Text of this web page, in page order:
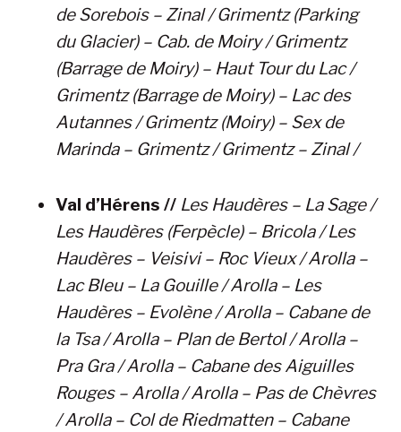
de Sorebois – Zinal / Grimentz (Parking
du Glacier) – Cab. de Moiry / Grimentz
(Barrage de Moiry) – Haut Tour du Lac /
Grimentz (Barrage de Moiry) – Lac des
Autannes / Grimentz (Moiry) – Sex de
Marinda – Grimentz / Grimentz – Zinal /
Val d’Hérens // Les Haudères – La Sage /
Les Haudères (Ferpècle) – Bricola / Les
Haudères – Veisivi – Roc Vieux / Arolla –
Lac Bleu – La Gouille / Arolla – Les
Haudères – Evolène / Arolla – Cabane de
la Tsa / Arolla – Plan de Bertol / Arolla –
Pra Gra / Arolla – Cabane des Aiguilles
Rouges – Arolla / Arolla – Pas de Chèvres
/ Arolla – Col de Riedmatten – Cabane